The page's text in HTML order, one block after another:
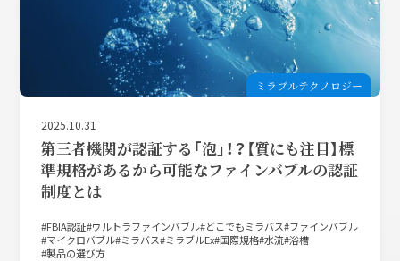
ミラブルテクノロジー
2025.10.31
第三者機関が認証する「泡」！？【質にも注目】標
準規格があるから可能なファインバブルの認証
制度とは
FBIA認証 ウルトラファインバブル どこでもミラバス ファインバブル
マイクロバブル ミラバス ミラブルEx 国際規格 水流 浴槽
製品の選び方